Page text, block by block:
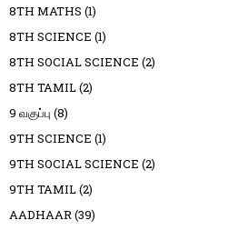
8TH MATHS (1)
8TH SCIENCE (1)
8TH SOCIAL SCIENCE (2)
8TH TAMIL(2)
9 வகுப்பு (8)
9TH SCIENCE (1)
9TH SOCIAL SCIENCE (2)
9TH TAMIL(2)
AADHAAR(39)